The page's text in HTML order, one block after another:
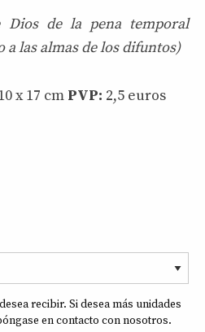
Dios de la pena temporal
a las almas de los difuntos)
x 17 cm PVP: 2,5 euros
recibir. Si desea más unidades
en contacto con nosotros.